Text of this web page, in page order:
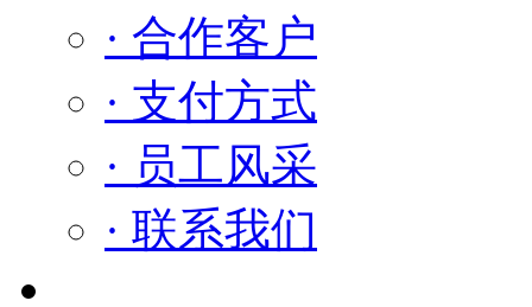
· 合作客户
· 支付方式
· 员工风采
· 联系我们